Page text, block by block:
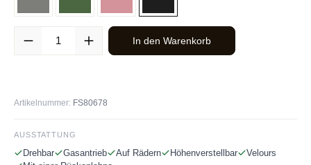
Produkt Anzahl: Gib den gewünschten Wert ein oder benutze die
In den Warenkorb
Artikelnummer: FS80678
AUSSTATTUNG
Drehbar Gasantrieb Auf Rädern Höhenverstellbar
Velours